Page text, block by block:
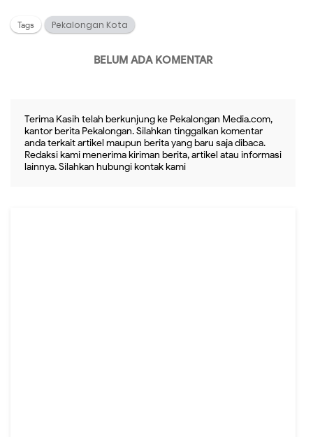
Tags Pekalongan Kota
BELUM ADA KOMENTAR
Terima Kasih telah berkunjung ke Pekalongan Media.com,
kantor berita Pekalongan. Silahkan tinggalkan komentar
anda terkait artikel maupun berita yang baru saja dibaca.
Redaksi kami menerima kiriman berita, artikel atau informasi
lainnya. Silahkan hubungi kontak kami